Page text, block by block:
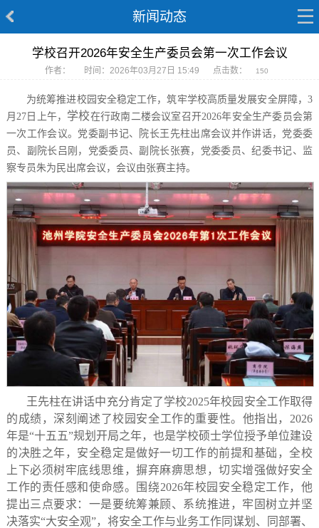
新闻动态
学校召开2026年安全生产委员会第一次工作会议
作者： 时间：2026年03月27日 15:49 点击数： 150
为统筹推进校园安全稳定工作，筑牢学校高质量发展安全屏障，3
月27日上午， 学校在行政南二楼会议室召开2026年安全生产委员会第
一次工作会议。党委副书记、院长王先柱出席会议并作讲话，党委委
员、副院长吕刚，党委委员、副院长张赛，党委委员、纪委书记、监
察专员朱为民出席会议，会议由张赛主持。
王先柱在讲话中充分肯定了学校2025年校园安全工作取得
的成绩，深刻阐述了校园安全工作的重要性。他指出，2026
年是“十五五”规划开局之年，也是学校硕士学位授予单位建设
的决胜之年，安全稳定是做好一切工作的前提和基础，全校
上下必须树牢底线思维，摒弃麻痹思想，切实增强做好安全
工作的责任感和使命感。围绕2026年校园安全稳定工作，他
提出三点要求：一是要统筹兼顾、系统推进，牢固树立并坚
决落实“大安全观”，将安全工作与业务工作同谋划、同部署、